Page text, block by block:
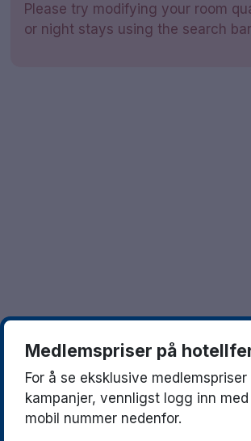
Bergen
Please try modifying your room
or night stays using the search
Medlemspriser på
For å se eksklusive medlemspriser
kampanjer, vennligst logg inn
mobil nummer nedenfor.
Kontakt oss Spørsmål og svar Vilkår
Aktiv Ferie
Pakketilbud
Pakketilbud Sverige